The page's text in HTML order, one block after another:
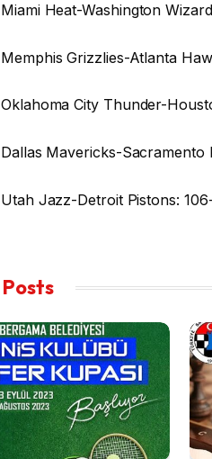
Miami Heat-Washington
Memphis Grizzlies-Atlanta
Oklahoma City Thunder-
Dallas Mavericks-Sacramento
Utah Jazz-Detroit Pistons:
Posts